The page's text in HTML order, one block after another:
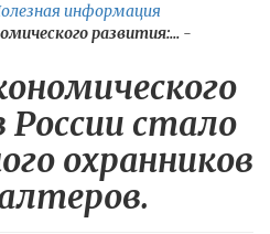
информация
развития:...-
России стало
охранников